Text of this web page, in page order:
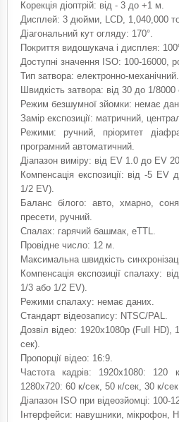
Корекція діоптрій: від - 3 до +1 м.
Дисплей: 3 дюйми, LCD, 1,040,000
Діагональний кут огляду: 170°.
Покриття видошукача і дисплея:
Доступні значення ISO: 100-16000,
Тип затвора: електронно-механічний.
Швидкість затвора: від 30 до 1/8000
Режим безшумної зйомки: немає
Замір експозиції: матричний,
Режими: ручний, пріоритет
програмний автоматичний.
Діапазон виміру: від EV 1.0 до EV
Компенсація експозиції: від -5
1/2 EV).
Баланс білого: авто, хмарно,
пресети, ручний.
Спалах: гарячий башмак, eTTL.
Провідне число: 12 м.
Максимальна швидкість
Компенсація експозиції спалаху:
1/3 або 1/2 EV).
Режими спалаху: немає даних.
Стандарт відеозапису: NTSC/PAL.
Дозвіл відео: 1920x1080p (Full HD),
сек).
Пропорції відео: 16:9.
Частота кадрів: 1920x1080: 120
1280x720: 60 к/сек, 50 к/сек, 30 к/
Діапазон ISO при відеозйомці: 100-
Інтерфейси: навушники, мікрофон,